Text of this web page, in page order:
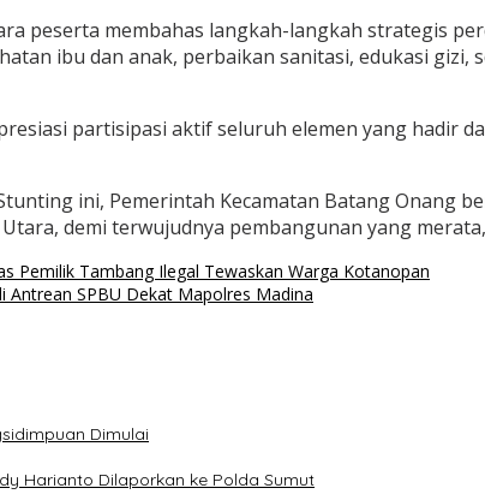
peserta membahas langkah-langkah strategis
ibu dan anak, perbaikan sanitasi, edukasi
partisipasi aktif seluruh elemen yang hadir
ini, Pemerintah Kecamatan Batang Onang
demi terwujudnya pembangunan yang
Pemilik Tambang Ilegal Tewaskan Warga Kotanopan
SPBU Dekat Mapolres Madina
Dimulai
Harianto Dilaporkan ke Polda Sumut